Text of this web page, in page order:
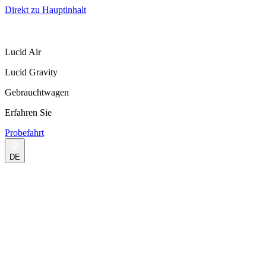
Direkt zu Hauptinhalt
Lucid Air
Lucid Gravity
Gebrauchtwagen
Erfahren Sie
Probefahrt
DE